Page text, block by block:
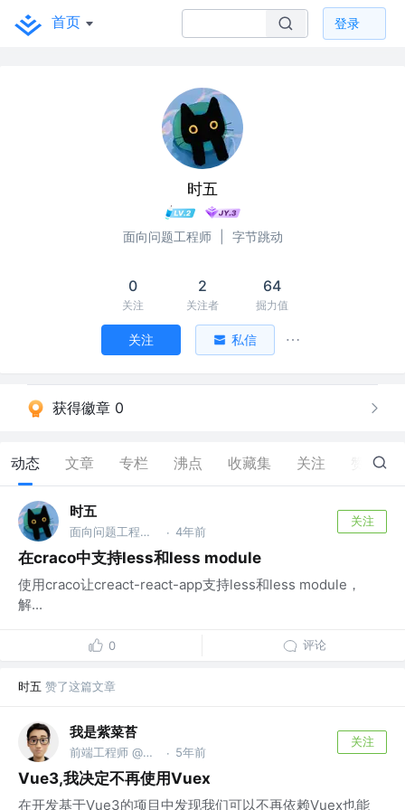
首页 登录
时五
面向问题工程师 字节跳动
0
关注
2
关注者
64
掘力值
关注 私信
获得徽章 0
动态 文章 专栏 沸点 收藏集 关注 2
时五
面向问题工程师 @字节跳动 · 4年前
关注
在craco中支持less和less module
使用craco让creact-react-app支持less和less module，
解...
0 评论
时五 赞了这篇文章
我是紫菜苔
前端工程师 @西安小白兔口腔科技集团 · 5年前
关注
Vue3,我决定不再使用Vuex
在开发基于Vue3的项目中发现我们可以不再依赖Vuex也能